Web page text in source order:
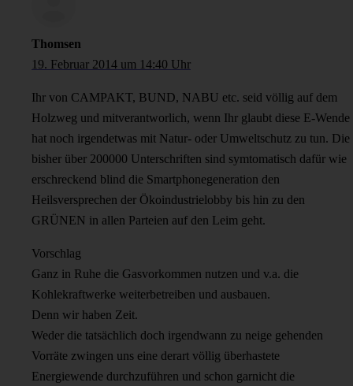
Thomsen
19. Februar 2014 um 14:40 Uhr
Ihr von CAMPAKT, BUND, NABU etc. seid völlig auf dem
Holzweg und mitverantworlich, wenn Ihr glaubt diese E-Wende
hat noch irgendetwas mit Natur- oder Umweltschutz zu tun. Die
bisher über 200000 Unterschriften sind symtomatisch dafür wie
erschreckend blind die Smartphonegeneration den
Heilsversprechen der Ökoindustrielobby bis hin zu den
GRÜNEN in allen Parteien auf den Leim geht.
Vorschlag
Ganz in Ruhe die Gasvorkommen nutzen und v.a. die
Kohlekraftwerke weiterbetreiben und ausbauen.
Denn wir haben Zeit.
Weder die tatsächlich doch irgendwann zu neige gehenden
Vorräte zwingen uns eine derart völlig überhastete
Energiewende durchzuführen und schon garnicht die